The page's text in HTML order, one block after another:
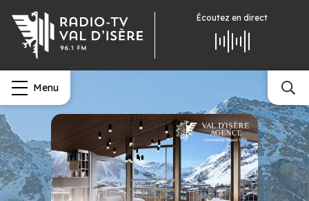
Écoutez en direct
Menu